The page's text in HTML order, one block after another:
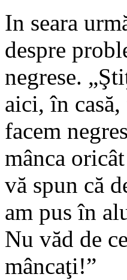
In seara
despre
negrese.
aici, în
facem
mânca
vă spun că
am pus în
Nu văd de
mâncaţi!”